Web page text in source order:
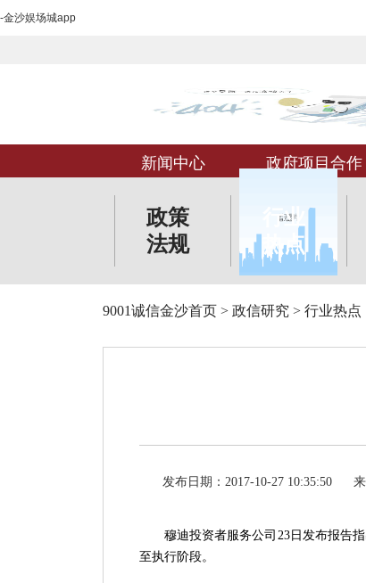
-金沙娱场城app
新闻中心 政府项目合作
政策
法规
行业
热点
9001诚信金沙首页 > 政信研究 > 行业热点
发布日期：2017-10-27 10:35:50
穆迪投资者服务公司 23日发布报告
至执行阶段。